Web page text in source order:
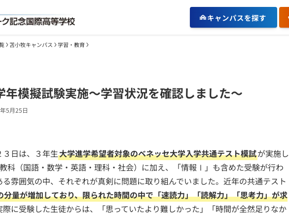
キャンパスを探す
苫小牧キャンパス 学習・教育
年模擬試験実施～学習状況を確認しました～
5月25日
３日は、３年生大学進学希望者対象のベネッセ大学入学共通テスト模試が実施し
科（国語・数学・英語・理科・社会）に加え、「情報Ⅰ」も含めた受験が行わ
雰囲気の中、それぞれが真剣に問題に取り組んでいました。近年の共通テスト
分量が増加しており、限られた時間の中で「速読力」「読解力」「思考力」が求
際に受験した生徒からは、「思っていたより難しかった」「時間が全然足りなか